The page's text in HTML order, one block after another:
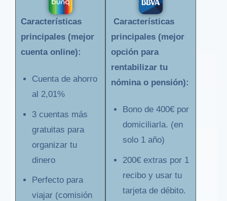
Características
principales (mejor
cuenta online):
Cuenta de ahorro
al 2,01%
3 cuentas más
gratuitas para
organizar tu
dinero
Perfecto para
viajar (comisión
Características
principales (mejor
opción para
rentabilizar tu
nómina o pensión):
Bono de 400€ por
domiciliarla. (en
solo 1 año)
200€ extras por 1
recibo y usar tu
tarjeta de débito.